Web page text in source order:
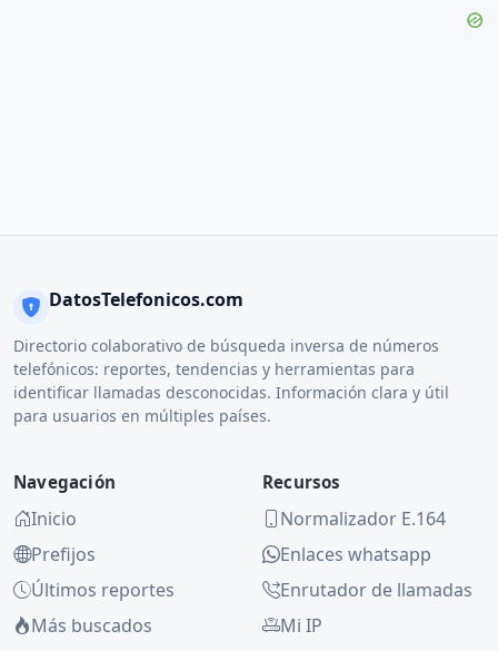
DatosTelefonicos.com
Directorio colaborativo de búsqueda inversa de números
telefónicos: reportes, tendencias y herramientas para
identificar llamadas desconocidas. Información clara y útil
para usuarios en múltiples países.
Navegación
Inicio
Prefijos
Últimos reportes
Más buscados
Recursos
Normalizador E.164
Enlaces whatsapp
Enrutador de llamadas
Mi IP